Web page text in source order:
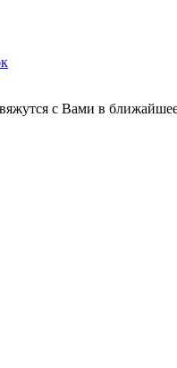
с Вами в